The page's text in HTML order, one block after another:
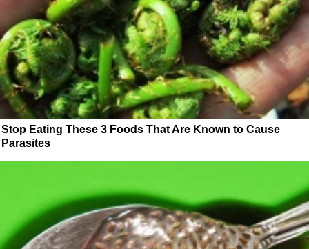
Stop Eating These 3 Foods That Are Known to Cause
Parasites